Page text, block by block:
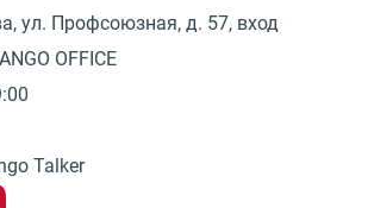
ул. Профсоюзная, д. 57, вход
OFFICE
Talker